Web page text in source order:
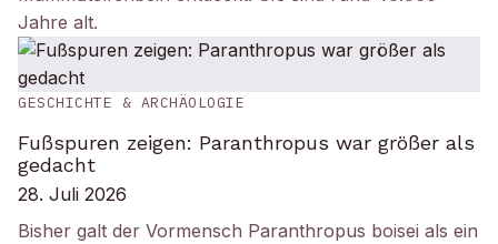
Jahre alt.
GESCHICHTE & ARCHÄOLOGIE
Fußspuren zeigen: Paranthropus war größer als
gedacht
28. Juli 2026
Bisher galt der Vormensch Paranthropus boisei als ein